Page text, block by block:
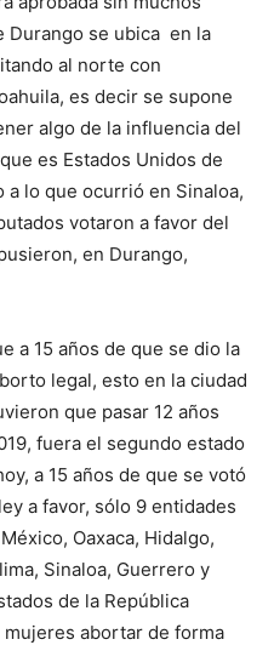
Durango se ubica en la
al norte con
es decir se supone
algo de la influencia del
es Estados Unidos de
lo que ocurrió en Sinaloa,
votaron a favor del
en Durango,
a 15 años de que se dio la
legal, esto en la ciudad
que pasar 12 años
fuera el segundo estado
a 15 años de que se votó
a favor, sólo 9 entidades
Oaxaca, Hidalgo,
Sinaloa, Guerrero y
de la República
abortar de forma